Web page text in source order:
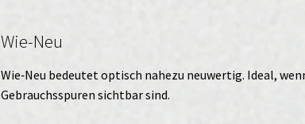
Wie-Neu
Wie‑Neu bedeutet optisch nahezu neuwertig. Ideal,
Gebrauchsspuren sichtbar sind.